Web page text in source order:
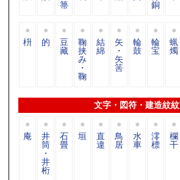
箒 銅
枡 的 豆
藏
鞠
挟
み
・
鞠
結
綿
矢
・
矢
筈
輪
鼓
輪
宝
蝋
燭
文字・図符・建造紋紋
庵 井
筒
・
井
桁
石
畳
垣 直
違
鳥
居
水
車
澪
標
欄
干